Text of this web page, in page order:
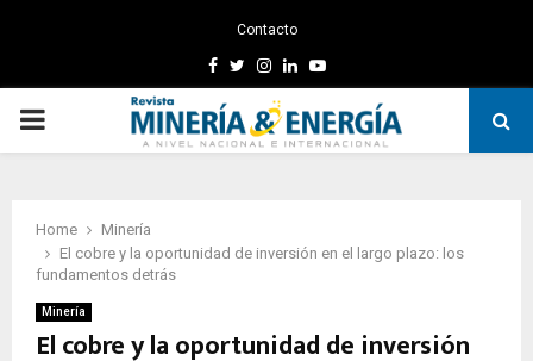
Contacto
Facebook
TwitterInstagram
LinkedinYoutube
PRIMARY
Home
Minería
El cobre y la oportunidad de inversión en el largo plazo: los
fundamentos detrás
Minería
El cobre y la oportunidad de inversión